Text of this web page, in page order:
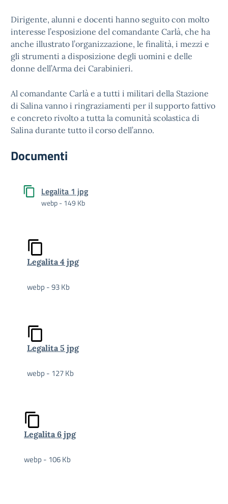
Dirigente, alunni e docenti hanno seguito con molto
interesse l’esposizione del comandante Carlà, che ha
anche illustrato l’organizzazione, le finalità, i mezzi e
gli strumenti a disposizione degli uomini e delle
donne dell’Arma dei Carabinieri.
Al comandante Carlà e a tutti i militari della Stazione
di Salina vanno i ringraziamenti per il supporto fattivo
e concreto rivolto a tutta la comunità scolastica di
Salina durante tutto il corso dell’anno.
Documenti
Legalita 1 jpg
webp - 149 Kb
Legalita 4 jpg
webp - 93 Kb
Legalita 5 jpg
webp - 127 Kb
Legalita 6 jpg
webp - 106 Kb